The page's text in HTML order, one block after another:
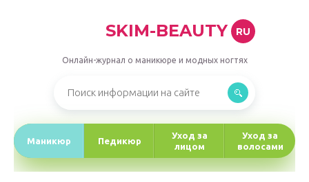
SKIM-BEAUTY RU
Онлайн-журнал о маникюре и модных ногтях
Маникюр Педикюр
Уход за
лицом
Уход за
волосами